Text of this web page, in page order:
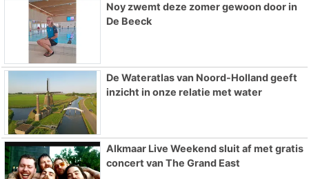
Noy zwemt deze zomer gewoon door in
De Beeck
De Wateratlas van Noord-Holland geeft
inzicht in onze relatie met water
Alkmaar Live Weekend sluit af met gratis
concert van The Grand East